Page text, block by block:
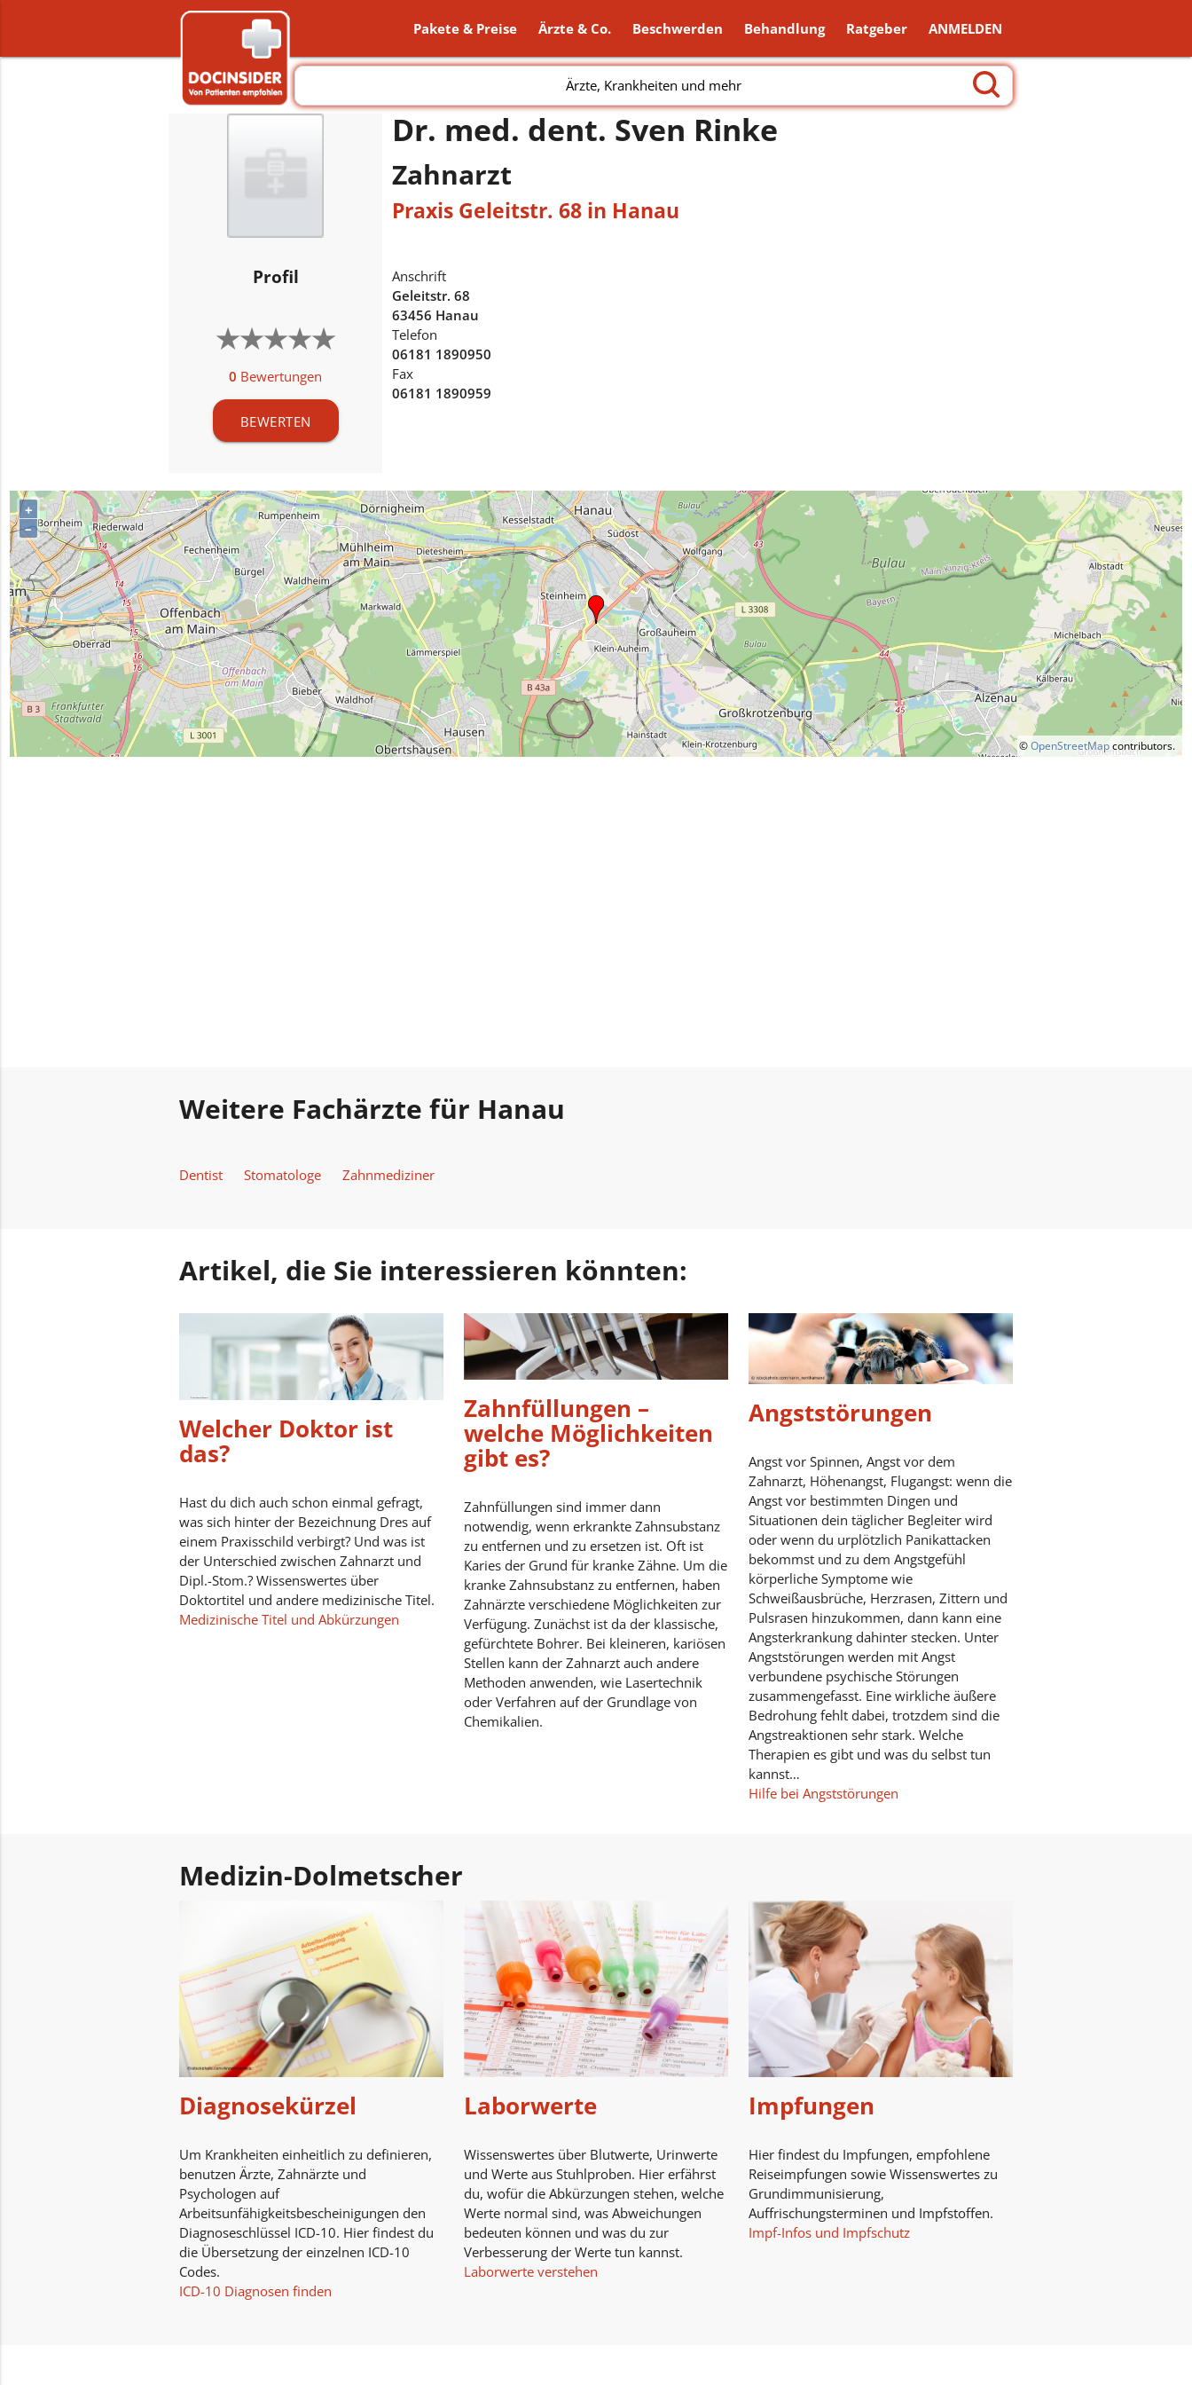
Pakete & Preise Ärzte & Co. Beschwerden Behandlung Ratgeber ANMELDEN
Ärzte, Krankheiten und mehr
Profil
★★★★★
★★★★★
0 Bewertungen
BEWERTEN
Dr. med. dent. Sven Rinke
Zahnarzt
Praxis Geleitstr. 68 in Hanau
Anschrift
Geleitstr. 68
63456 Hanau
Telefon
06181 1890950
Fax
06181 1890959
+
–
©OpenStreetMapcontributors.
Weitere Fachärzte für Hanau
Dentist Stomatologe Zahnmediziner
Artikel, die Sie interessieren könnten:
Welcher Doktor ist
das?
Hast du dich auch schon einmal gefragt,
was sich hinter der Bezeichnung Dres auf
einem Praxisschild verbirgt? Und was ist
der Unterschied zwischen Zahnarzt und
Dipl.-Stom.? Wissenswertes über
Doktortitel und andere medizinische Titel.
Medizinische Titel und Abkürzungen
Zahnfüllungen –
welche Möglichkeiten
gibt es?
Zahnfüllungen sind immer dann
notwendig, wenn erkrankte Zahnsubstanz
zu entfernen und zu ersetzen ist. Oft ist
Karies der Grund für kranke Zähne. Um die
kranke Zahnsubstanz zu entfernen, haben
Zahnärzte verschiedene Möglichkeiten zur
Verfügung. Zunächst ist da der klassische,
gefürchtete Bohrer. Bei kleineren, kariösen
Stellen kann der Zahnarzt auch andere
Methoden anwenden, wie Lasertechnik
oder Verfahren auf der Grundlage von
Chemikalien.
Angststörungen
Angst vor Spinnen, Angst vor dem
Zahnarzt, Höhenangst, Flugangst: wenn die
Angst vor bestimmten Dingen und
Situationen dein täglicher Begleiter wird
oder wenn du urplötzlich Panikattacken
bekommst und zu dem Angstgefühl
körperliche Symptome wie
Schweißausbrüche, Herzrasen, Zittern und
Pulsrasen hinzukommen, dann kann eine
Angsterkrankung dahinter stecken. Unter
Angststörungen werden mit Angst
verbundene psychische Störungen
zusammengefasst. Eine wirkliche äußere
Bedrohung fehlt dabei, trotzdem sind die
Angstreaktionen sehr stark. Welche
Therapien es gibt und was du selbst tun
kannst…
Hilfe bei Angststörungen
Medizin-Dolmetscher
Diagnosekürzel
Um Krankheiten einheitlich zu definieren,
benutzen Ärzte, Zahnärzte und
Psychologen auf
Arbeitsunfähigkeitsbescheinigungen den
Diagnoseschlüssel ICD-10. Hier findest du
die Übersetzung der einzelnen ICD-10
Codes.
ICD-10 Diagnosen finden
Laborwerte
Wissenswertes über Blutwerte, Urinwerte
und Werte aus Stuhlproben. Hier erfährst
du, wofür die Abkürzungen stehen, welche
Werte normal sind, was Abweichungen
bedeuten können und was du zur
Verbesserung der Werte tun kannst.
Laborwerte verstehen
Impfungen
Hier findest du Impfungen, empfohlene
Reiseimpfungen sowie Wissenswertes zu
Grundimmunisierung,
Auffrischungsterminen und Impfstoffen.
Impf-Infos und Impfschutz